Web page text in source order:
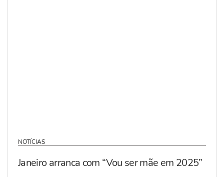
NOTÍCIAS
Janeiro arranca com “Vou ser mãe em 2025”